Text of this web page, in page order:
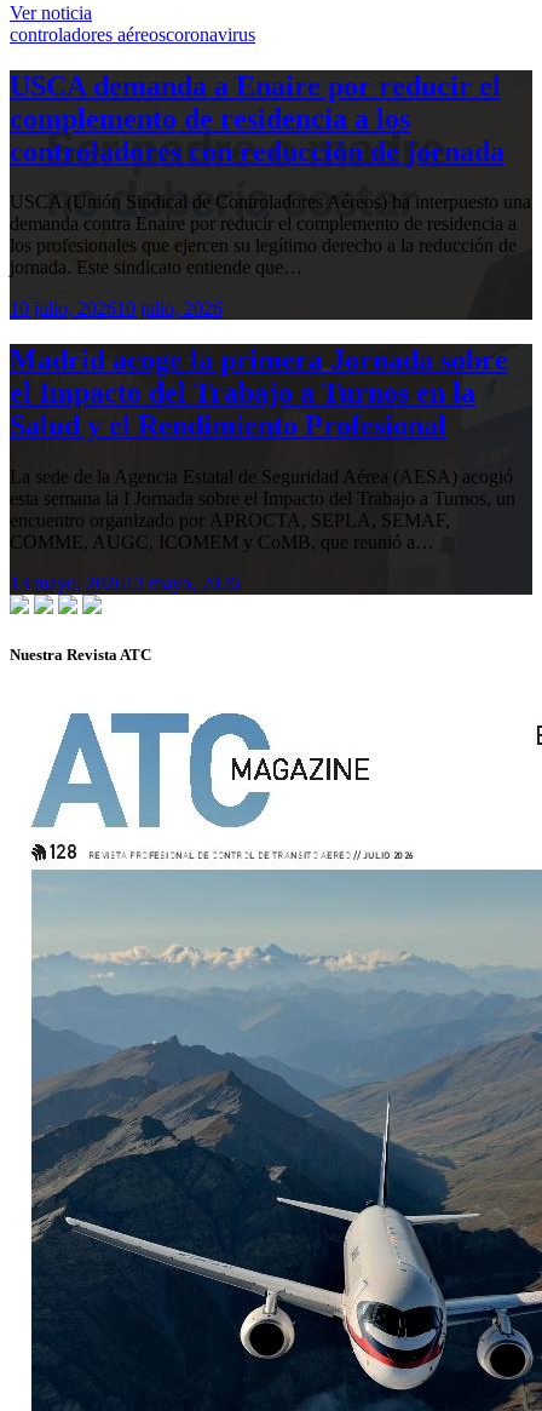
Ver noticia
controladores aéreoscoronavirus
USCA demanda a Enaire por reducir el
complemento de residencia a los
controladores con reducción de jornada
USCA (Unión Sindical de Controladores Aéreos) ha interpuesto una
demanda contra Enaire por reducir el complemento de residencia a
los profesionales que ejercen su legítimo derecho a la reducción de
jornada. Este sindicato entiende que…
10 julio, 202610 julio, 2026
Madrid acoge la primera Jornada sobre
el Impacto del Trabajo a Turnos en la
Salud y el Rendimiento Profesional
La sede de la Agencia Estatal de Seguridad Aérea (AESA) acogió
esta semana la I Jornada sobre el Impacto del Trabajo a Turnos, un
encuentro organizado por APROCTA, SEPLA, SEMAF,
COMME, AUGC, ICOMEM y CoMB, que reunió a…
13 mayo, 202613 mayo, 2026
Nuestra Revista ATC